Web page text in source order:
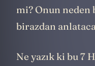
mi? Onun
birazdan
Ne yazık ki bu 7